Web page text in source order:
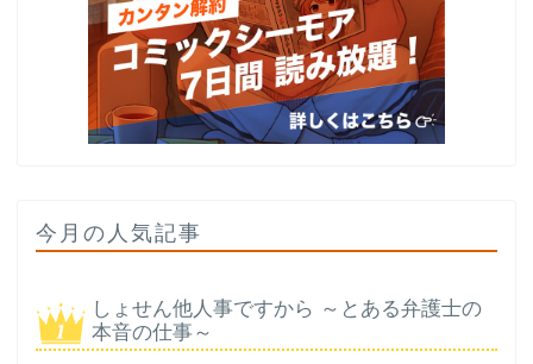
今月の人気記事
しょせん他人事ですから ～とある弁護士の
本音の仕事～